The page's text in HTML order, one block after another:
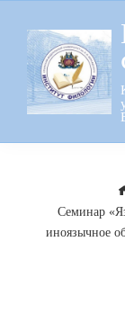
содержанию
Семинар
иноязычное